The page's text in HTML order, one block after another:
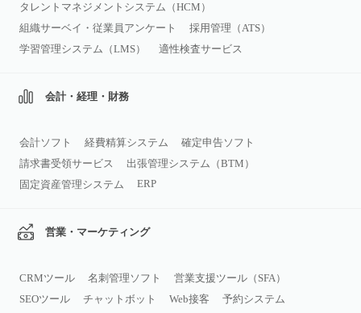
タレントマネジメントシステム（HCM）
組織サーベイ・従業員アンケート
採用管理（ATS）
学習管理システム（LMS）
適性検査サービス
会計・経理・財務
会計ソフト 経費精算システム
確定申告ソフト
請求書受領サービス
出張管理システム（BTM）
固定資産管理システム
ERP
営業・マーケティング
CRMツール 名刺管理ソフト
営業支援ツール（SFA）
SEOツール
チャットボット Web接客
予約システム